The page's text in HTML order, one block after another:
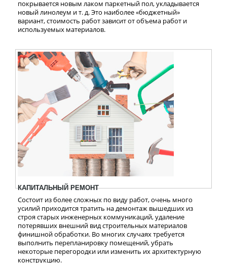
покрывается новым лаком паркетный пол, укладывается
новый линолеум и т. д. Это наиболее «бюджетный»
вариант, стоимость работ зависит от объема работ и
используемых материалов.
КАПИТАЛЬНЫЙ РЕМОНТ
Состоит из более сложных по виду работ, очень много
усилий приходится тратить на демонтаж вышедших из
строя старых инженерных коммуникаций, удаление
потерявших внешний вид строительных материалов
финишной обработки. Во многих случаях требуется
выполнить перепланировку помещений, убрать
некоторые перегородки или изменить их архитектурную
конструкцию.